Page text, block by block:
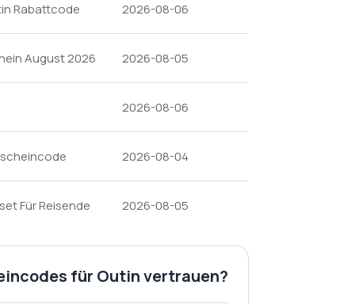
Rabattcode 2026-08-06
August 2026 2026-08-05
2026-08-06
2026-08-04
Für Reisende 2026-08-05
für Outin vertrauen?